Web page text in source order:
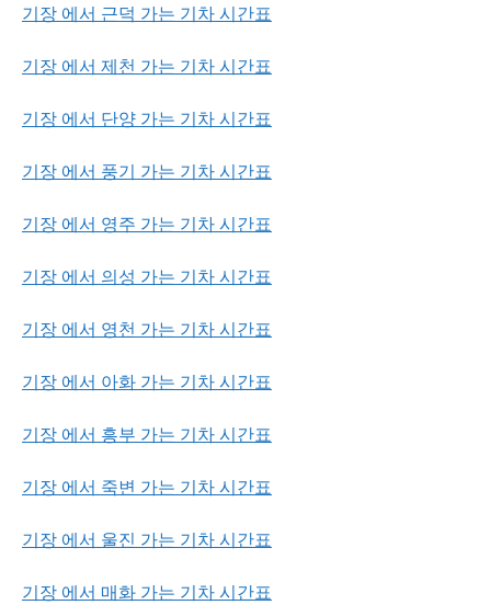
기장 에서 근덕 가는 기차 시간표
기장 에서 제천 가는 기차 시간표
기장 에서 단양 가는 기차 시간표
기장 에서 풍기 가는 기차 시간표
기장 에서 영주 가는 기차 시간표
기장 에서 의성 가는 기차 시간표
기장 에서 영천 가는 기차 시간표
기장 에서 아화 가는 기차 시간표
기장 에서 흥부 가는 기차 시간표
기장 에서 죽변 가는 기차 시간표
기장 에서 울진 가는 기차 시간표
기장 에서 매화 가는 기차 시간표